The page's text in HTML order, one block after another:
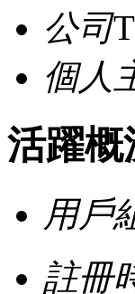
公司
個人
活躍概
用戶
註冊